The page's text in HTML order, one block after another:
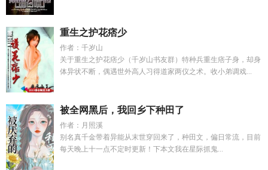
重生之护花痞少
作者：千岁山
关于重生之护花痞少（千岁山书友群）特种兵重生痞子身，却身
体异状不断，偶遇世外高人习得道家两仪之术。收小弟调戏...
被全网黑后，我回乡下种田了
作者：月照溪
别名真千金带着异能从末世穿回来了，种田文，偏日常流，目前
每天晚上十一点不定时更新！下本文我在星际抓鬼...